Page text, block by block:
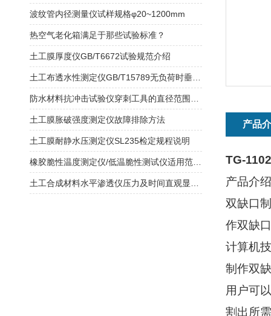
产品
TG-
产品介绍
双缺口
作双缺
计算机
制作双
用户可
割出所
波纹管内径测量仪试样规格φ20~1200mm
热空气老化箱满足于那些试验标准？
土工膜厚度仪GB/T6672试验规范介绍
土工膜胀破强度测定仪故障排除方法
土工膜耐静水压测定仪SL235检定规程说明